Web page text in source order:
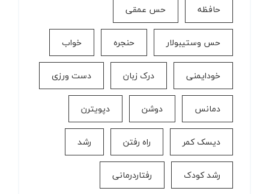
حافظه حس عمقی
حس وستیبولار حنجره خواب
خودایمنی درک زبان دست ورزی
دمانس دوشن دپویترن
دیسک کمر راه رفتن رشد
رشد کودک رفتاردرمانی